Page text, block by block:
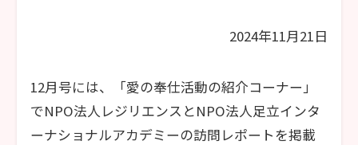
2024年11月21日
12月号には、「愛の奉仕活動の紹介コーナー」
でNPO法人レジリエンスとNPO法人足立インタ
ーナショナルアカデミーの訪問レポートを掲載